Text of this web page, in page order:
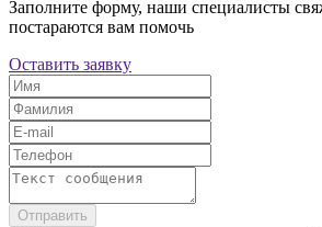
Заполните форму, наши специалисты
постараются вам помочь
Оставить заявку
Отправить